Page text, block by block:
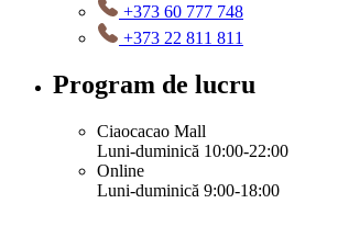
+373 60 777 748
+373 22 811 811
Program de lucru
Ciaocacao Mall
Luni-duminică 10:00-22:00
Online
Luni-duminică 9:00-18:00